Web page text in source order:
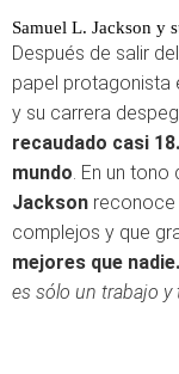
Samuel L. Jackson y
Después de salir
papel protagonista
y su carrera
recaudado casi
mundo. En un tono
Jackson reconoce
complejos y que
mejores que nadie.
es sólo un trabajo y